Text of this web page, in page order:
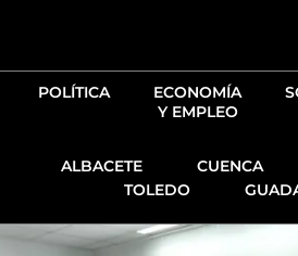
POLÍTICA
ECONOMÍA
Y EMPLEO
ALBACETE CUENCA
TOLEDO